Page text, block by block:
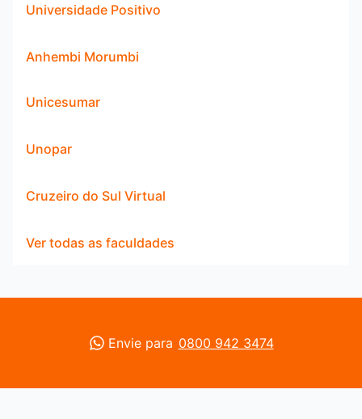
Universidade Positivo
Anhembi Morumbi
Unicesumar
Unopar
Cruzeiro do Sul Virtual
Ver todas as faculdades
Envie para 0800 942 3474